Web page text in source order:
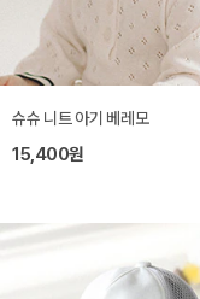
슈슈 니트 아기 베레모
15,400원